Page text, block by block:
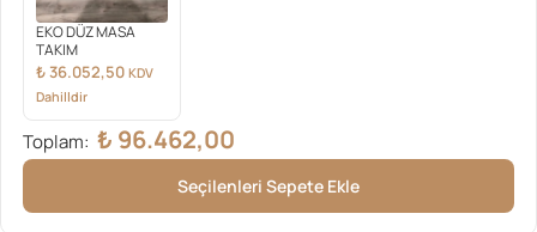
EKO DÜZ MASA
TAKIM
₺36.052,50 KDV
Dahilldir
Toplam: ₺ 96.462,00
Seçilenleri Sepete Ekle